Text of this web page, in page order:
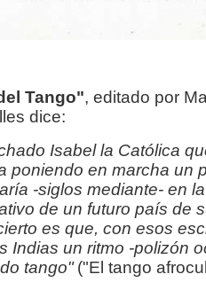
Tango", editado por
dice:
Isabel la Católica
poniendo en marcha un
-siglos mediante- en
de un futuro país de
es que, con esos
Indias un ritmo -polizón
tango" ("El tango